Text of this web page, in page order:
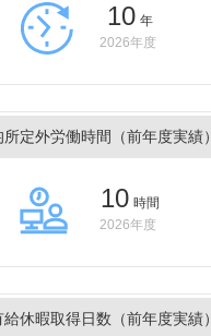
10 年
2026年度
所定外労働時間（前年度実績）
10 時間
2026年度
休暇取得日数（前年度実績）